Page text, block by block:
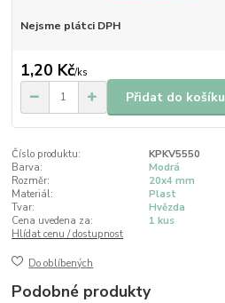
Nejsme plátci DPH
1,20 Kč/ks
Přidat do košíku
Číslo produktu:
KPKV5550
Barva:
Modrá
Rozměr:
20x4 mm
Materiál:
Plast
Tvar:
Hvězda
Cena uvedena za:
1 kus
Hlídat cenu / dostupnost
Do oblíbených
Podobné produkty